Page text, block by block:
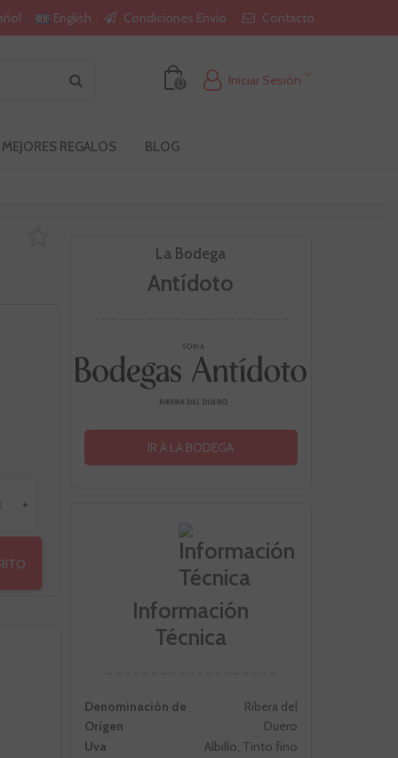
English Condiciones Envío Contacto
0 Iniciar Sesión
REGALOS BLOG
La Bodega
Antídoto
IR A LA BODEGA
Información
Técnica
Denominación de
Origen
Ribera del
Duero
Uva
Albillo, Tinto fino
+